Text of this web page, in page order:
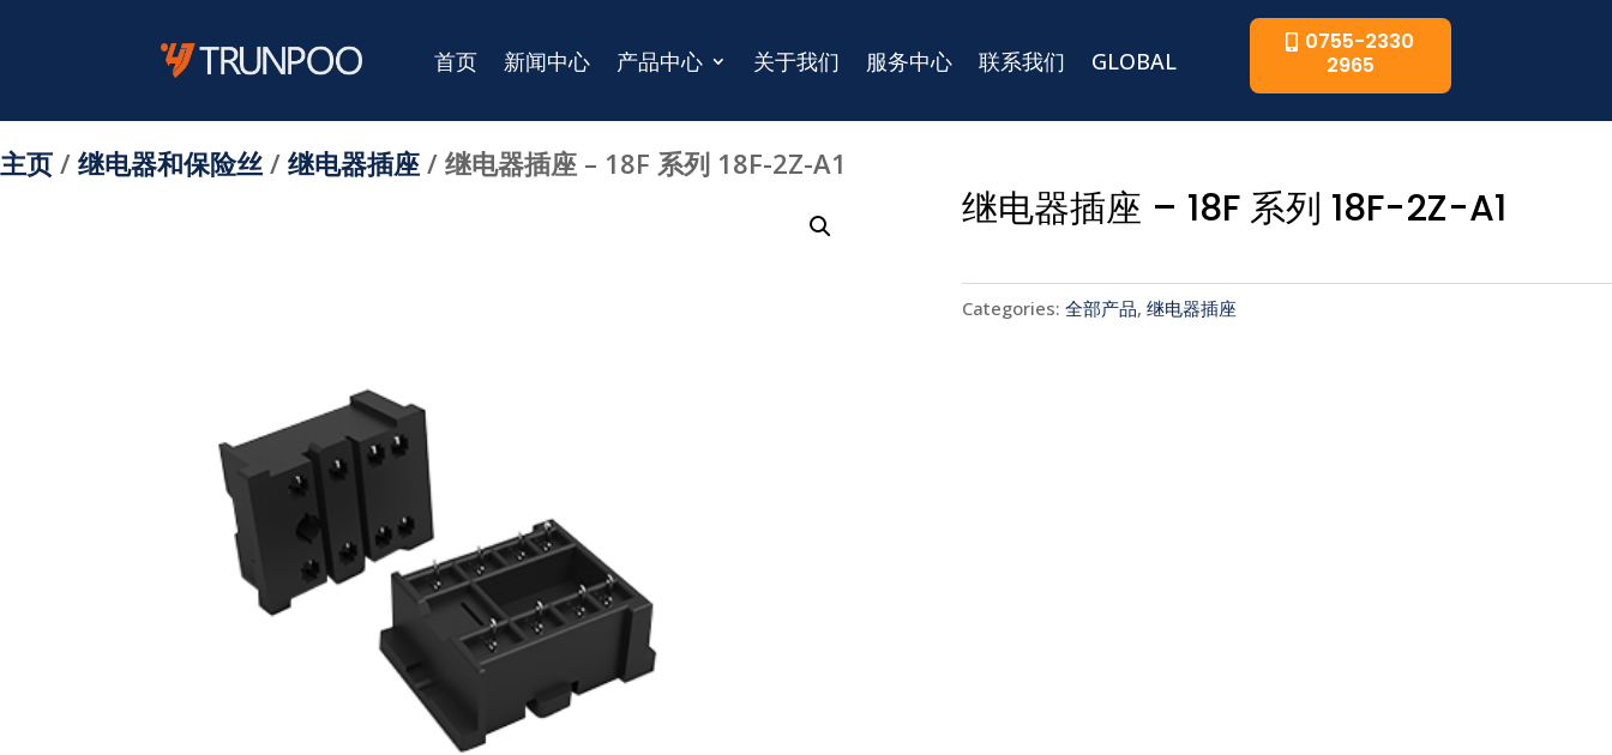
首页 新闻中心 产品中心 关于我们 服务中心 联系我们 GLOBAL
0755-2330
2965
主页 / 继电器和保险丝 / 继电器插座 / 继电器插座 – 18F 系列 18F-2Z-A1
继电器插座 – 18F 系列 18F-2Z-A1
Categories: 全部产品, 继电器插座